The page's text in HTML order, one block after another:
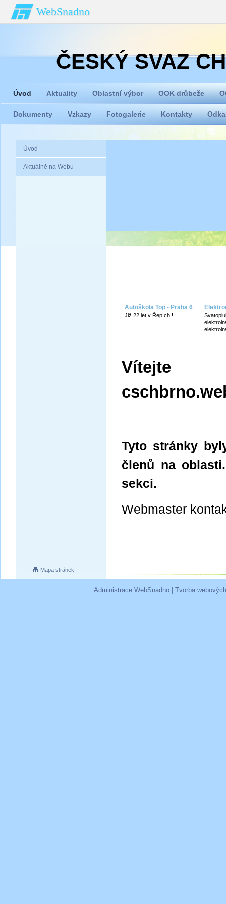
WebSnadno
ČESKÝ SVAZ
Úvod Aktuality Oblastní výbor OOK drůbeže
Dokumenty Vzkazy Fotogalerie Kontakty
Úvod
Aktuálně na Webu
Autoškola Top - Praha 6
Již 22 let v Řepích !
Tyto stránky
členů na
sekci.
Webmaster
Mapa stránek
Administrace WebSnadno| Tvorba